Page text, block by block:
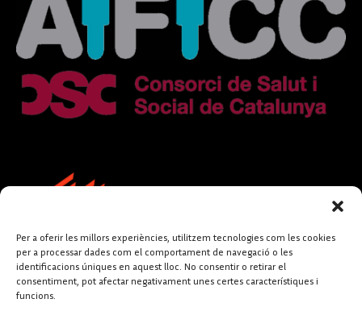
Per a oferir les millors experiències, utilitzem tecnologies com les cookies
per a processar dades com el comportament de navegació o les
identificacions úniques en aquest lloc. No consentir o retirar el
consentiment, pot afectar negativament unes certes característiques i
funcions.